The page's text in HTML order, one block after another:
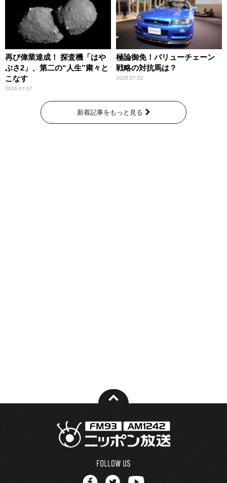
再び偉業達成！ 探査機「はや
ぶさ2」、第二の“人生”粛々と
こなす
2026.07.07
極論御免！バリューチェーン
戦略の対抗馬は？
2026.07.02
新着記事をもっと見る